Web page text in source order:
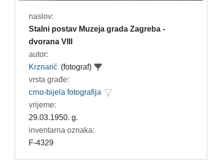
naslov:
Stalni postav Muzeja grada Zagreba -
dvorana VIII
autor:
Krznarić (fotograf)
vrsta građe:
crno-bijela fotografija
vrijeme:
29.03.1950. g.
inventarna oznaka:
F-4329